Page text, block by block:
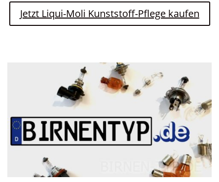
Jetzt Liqui-Moli Kunststoff-Pflege kaufen